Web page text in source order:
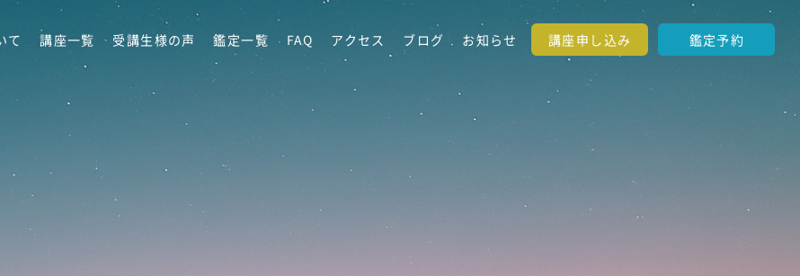
て 講座一覧 受講生様の声 鑑定一覧 FAQ アクセス ブログ お知らせ 講座申し込み 鑑定予約